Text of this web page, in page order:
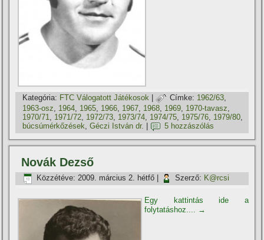
Kategória: FTC Válogatott Játékosok | Címke: 1962/63,
1963-osz
1964 1965 1966 1967 1968 1969 1970-tavasz
1970/71
1971/72 1972/73 1973/74 1974/75 1975/76 1979/80
búcsúmérkőzések,Géczi István dr. 5 hozzászólás
Novák Dezső
Közzétéve: 2009. március 2. hétfő Szerző: K@rcsi
Egy kattintás ide a
folytatáshoz....
→